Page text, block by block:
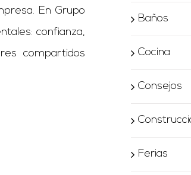
En Grupo
confianza,
compartidos
Baños
Cocina
Consejos
Ferias